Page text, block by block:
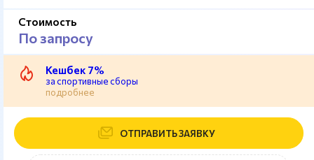
Стоимость
По запросу
Кешбек 7%
за спортивные сборы
подробнее
ОТПРАВИТЬ ЗАЯВКУ